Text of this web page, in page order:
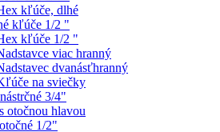
kľúče, dlhé
kľúče 1/2 "
kľúče 1/2 "
viac hranný
dvanásťhranný
na sviečky
3/4"
otočnou hlavou
1/2"